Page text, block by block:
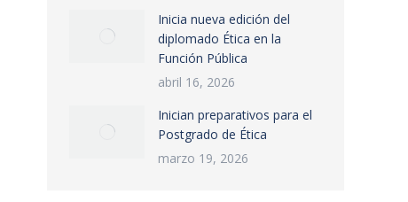
Inicia nueva edición del
diplomado Ética en la
Función Pública
abril 16, 2026
Inician preparativos para el
Postgrado de Ética
marzo 19, 2026